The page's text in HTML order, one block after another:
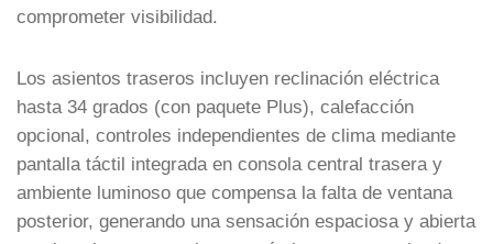
comprometer visibilidad.
Los asientos traseros incluyen reclinación eléctrica
hasta 34 grados (con paquete Plus), calefacción
opcional, controles independientes de clima mediante
pantalla táctil integrada en consola central trasera y
ambiente luminoso que compensa la falta de ventana
posterior, generando una sensación espaciosa y abierta